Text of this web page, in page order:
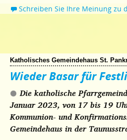
Schreiben Sie Ihre Meinung zu
Katholisches Gemeindehaus St.
Wieder Basar für
Die katholische
Januar 2023, von 17 bis 19
Kommunion- und
Gemeindehaus in der